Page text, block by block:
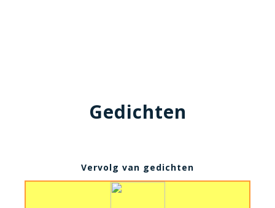
Gedichten
Vervolg van gedichten